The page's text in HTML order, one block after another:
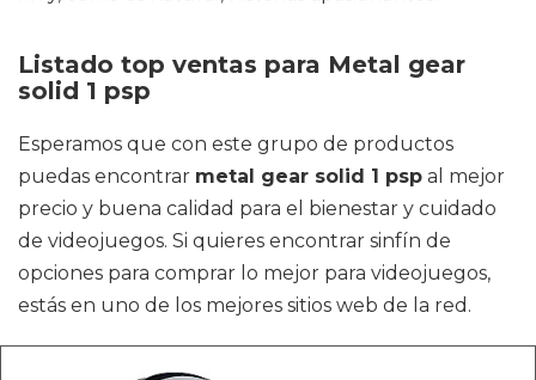
Listado top ventas para Metal gear
solid 1 psp
Esperamos que con este grupo de productos
puedas encontrar metal gear solid 1 psp al mejor
precio y buena calidad para el bienestar y cuidado
de videojuegos. Si quieres encontrar sinfín de
opciones para comprar lo mejor para videojuegos,
estás en uno de los mejores sitios web de la red.